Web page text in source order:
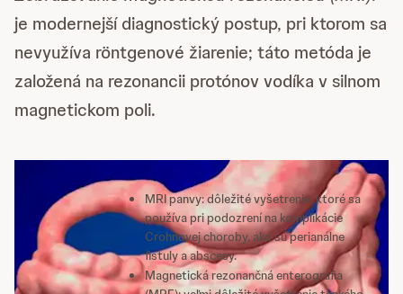
je modernejší diagnostický postup, pri ktorom sa
nevyužíva röntgenové žiarenie; táto metóda je
založená na rezonancii protónov vodíka v silnom
magnetickom poli.
MRI panvy: dôležité vyšetrenie, ktoré sa
používa pri podozrení na komplikácie
Crohnovej choroby, ako sú perianálne
fistuly a abscesy.
Magnetická rezonančná enterografia